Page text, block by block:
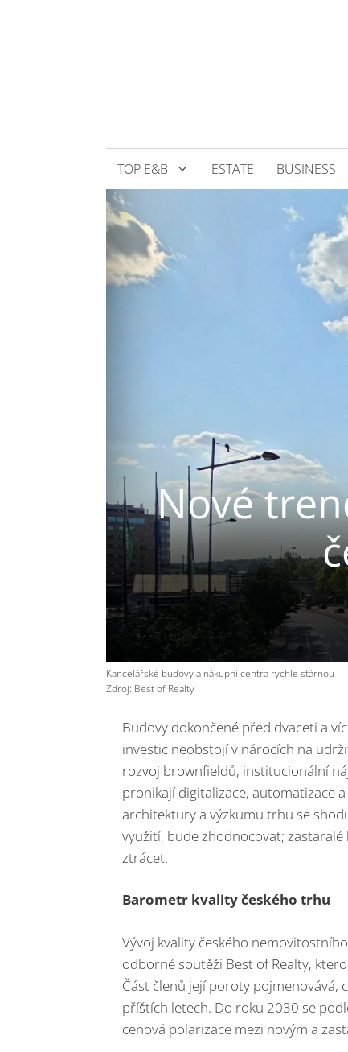
TOP E&B ESTATE BUSINESS
Nové
Kancelářské budovy a nákupní centra rychle stárnou
Zdroj: Best of Realty
Budovy dokončené před dvaceti a
investic neobstojí v nárocích na
rozvoj brownfieldů, institucionální
pronikají digitalizace, automatizace
architektury a výzkumu trhu se
využití, bude zhodnocovat;
ztrácet.
Barometr kvality českého trhu
Vývoj kvality českého
odborné soutěži Best of Realty,
Část členů její poroty pojmenovává,
příštích letech. Do roku 2030 se
cenová polarizace mezi novým a